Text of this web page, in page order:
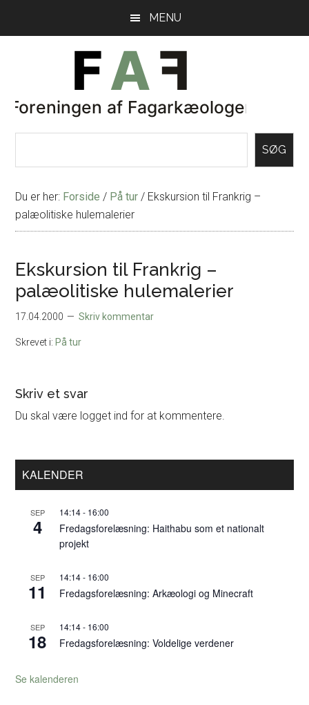
MENU
SØG
Du er her: Forside / På tur / Ekskursion til Frankrig –
palæolitiske hulemalerier
Ekskursion til Frankrig –
palæolitiske hulemalerier
17.04.2000 Skriv kommentar
Skrevet i: På tur
Læserinteraktioner
Skriv et svar
Du skal være logget ind for at kommentere.
Primær
Sidebar
KALENDER
SEP
4
14:14- 16:00
Fredagsforelæsning: Haithabu som et nationalt
projekt
SEP
11
14:14- 16:00
Fredagsforelæsning: Arkæologi og Minecraft
SEP
18
14:14- 16:00
Fredagsforelæsning: Voldelige verdener
Se kalenderen